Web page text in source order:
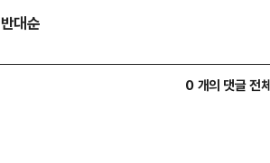
반대순
0 개의 댓글 전